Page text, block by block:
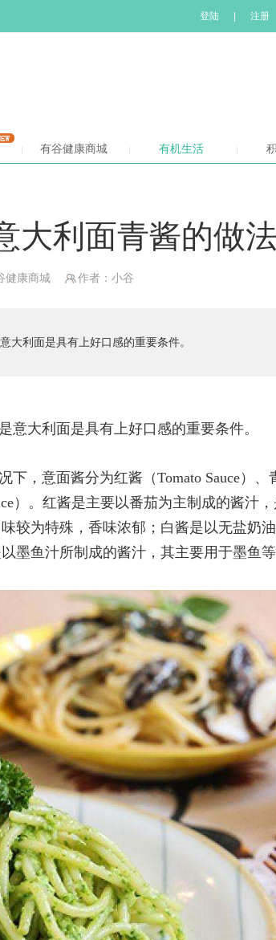
登陆 注册
有谷健康商城 有机生活
大利面青酱的做法
健康商城 作者：小谷
大利面是具有上好口感的重要条件。
大利面是具有上好口感的重要条件。
，意面酱分为红酱（Tomato Sauce）、
）。红酱是主要以番茄为主制成的酱汁
较为特殊，香味浓郁；白酱是以无盐奶
墨鱼汁所制成的酱汁，其主要用于墨鱼